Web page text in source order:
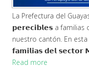
La Prefectura del
𝗽𝗲𝗿𝗲𝗰𝗶𝗯𝗹𝗲𝘀 a familias
nuestro cantón. En
𝗳𝗮𝗺𝗶𝗹𝗶𝗮𝘀 𝗱𝗲𝗹
Read more